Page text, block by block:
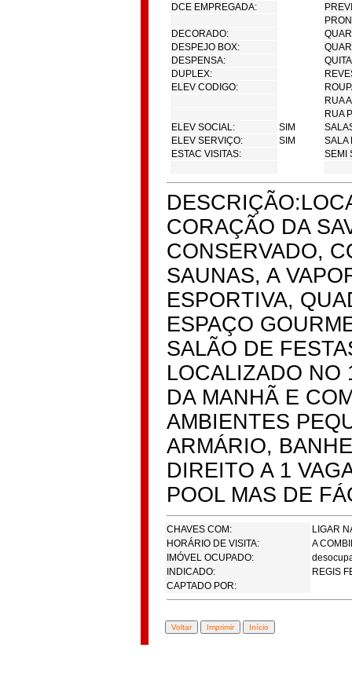
DCE EMPREGADA:
DECORADO:
DESPEJO BOX:
DESPENSA:
DUPLEX:
ELEV CODIGO:
RUA
RUA
ELEV SOCIAL:
SIM
ELEV SERVIÇO:
SIM
SALA
ESTAC VISITAS:
SEMI
CORAÇÃO DA
CONSERVADO,
SAUNAS, A
ESPORTIVA,
ESPAÇO
SALÃO DE
LOCALIZADO NO
DA MANHÃ E
AMBIENTES
ARMÁRIO,
DIREITO A 1
POOL MAS DE
CHAVES COM:
LIGAR
HORÁRIO DE VISITA:
A
IMÓVEL OCUPADO:
INDICADO:
REGIS
CAPTADO POR: